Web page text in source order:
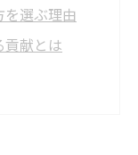
選ぶ理由
貢献とは
リット